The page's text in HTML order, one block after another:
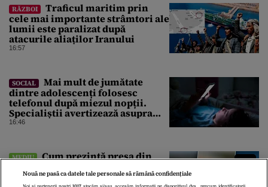
RĂZBOI
Traficul maritim prin
cele mai importante strâmtori ale
lumii este paralizat după
atacurile aliaților Iranului
16:57
SOCIAL
Mai mult de jumătate
dintre adolescenți folosesc
telefonul după miezul nopții.
Specialiștii avertizează asupra
efectelor
16:46
MEDIU
Cum prezintă presa din
România și Germania. Lipsa apei
Nouă ne pasă ca datele tale personale să rămână confidențiale